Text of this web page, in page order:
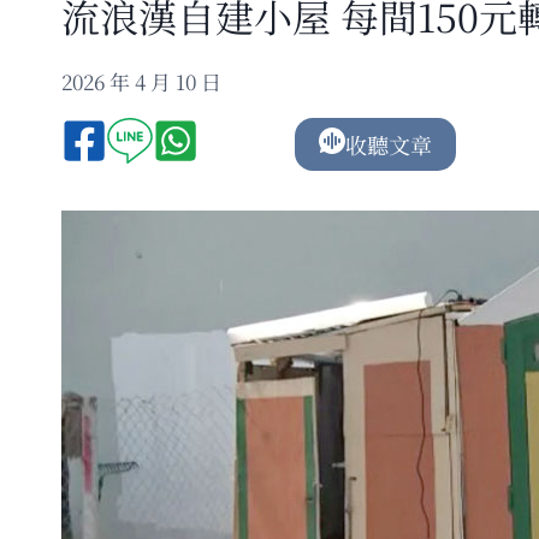
流浪漢自建小屋 每間150元
2026 年 4 月 10 日
收聽文章